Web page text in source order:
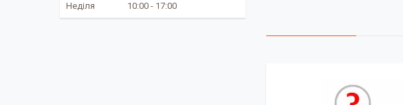
Неділя
10:00 17:00